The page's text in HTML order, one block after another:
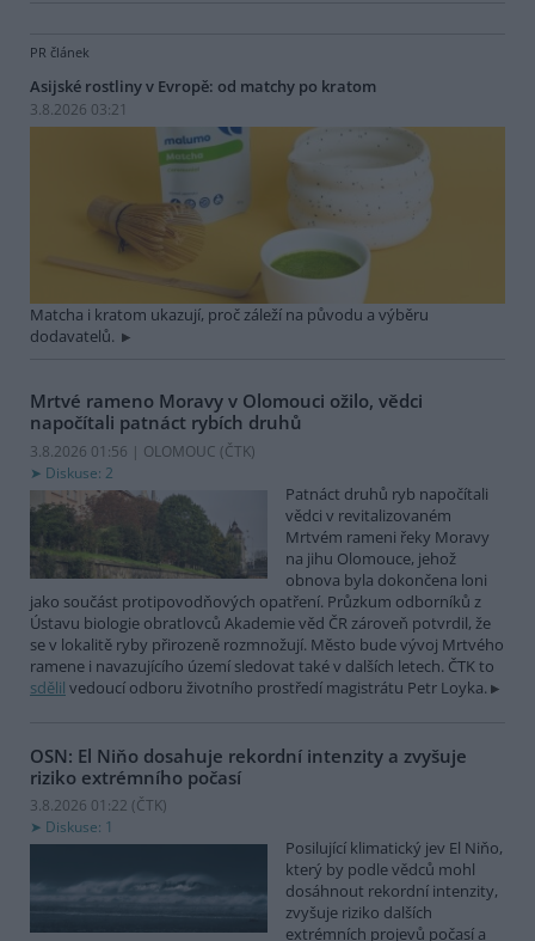
PR článek
Asijské rostliny v Evropě: od matchy po kratom
3.8.2026 03:21
Matcha i kratom ukazují, proč záleží na původu a výběru
dodavatelů.
Mrtvé rameno Moravy v Olomouci ožilo, vědci
napočítali patnáct rybích druhů
3.8.2026 01:56 | OLOMOUC (ČTK)
Diskuse: 2
Patnáct druhů ryb napočítali
vědci v revitalizovaném
Mrtvém rameni řeky Moravy
na jihu Olomouce, jehož
obnova byla dokončena loni
jako součást protipovodňových opatření. Průzkum odborníků z
Ústavu biologie obratlovců Akademie věd ČR zároveň potvrdil, že
se v lokalitě ryby přirozeně rozmnožují. Město bude vývoj Mrtvého
ramene i navazujícího území sledovat také v dalších letech. ČTK to
sdělil vedoucí odboru životního prostředí magistrátu Petr Loyka.
OSN: El Niňo dosahuje rekordní intenzity a zvyšuje
riziko extrémního počasí
3.8.2026 01:22 (ČTK)
Diskuse: 1
Posilující klimatický jev El Niňo,
který by podle vědců mohl
dosáhnout rekordní intenzity,
zvyšuje riziko dalších
extrémních projevů počasí a